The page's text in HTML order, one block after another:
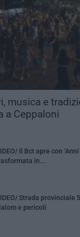
musica e
a Ceppaloni
Il Bct apre con
in...
Strada provinciale
e pericoli